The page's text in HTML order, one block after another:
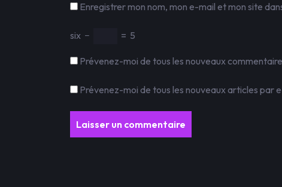
Enregistrer mon nom, mon e-mail et mon site
six − = 5
Prévenez-moi de tous les nouveaux
Prévenez-moi de tous les nouveaux articles par